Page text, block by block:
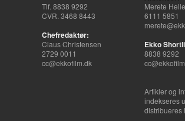
Tlf. 8838 9292
CVR. 3468 8443
Chefredaktør:
Claus Christensen
2729 0011
cc@ekkofilm.dk
Merete
6111 5851
Ekko
8838 9292
Artikler og
indekseres
distribueres